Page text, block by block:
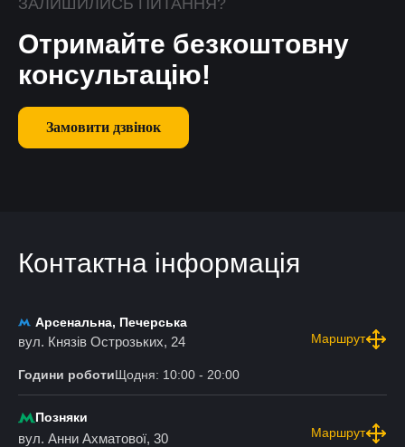
Отримайте безкоштовну
консультацію!
Замовити дзвінок
Контактна інформація
Арсенальна, Печерська
вул. Князів Острозьких, 24 Маршрут
Години роботиЩодня: 10:00 - 20:00
Позняки
вул. Анни Ахматової, 30 Маршрут